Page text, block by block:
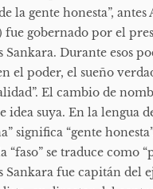
la gente honesta”, antes
fue gobernado por el
Sankara. Durante esos
el poder, el sueño
El cambio de
idea suya. En la lengua
significa “gente
“faso” se traduce como
Sankara fue capitán del